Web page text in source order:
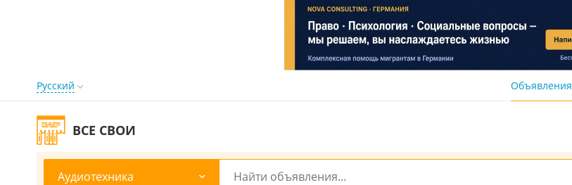
Русский Объявления
ВСЕ СВОИ
Аудиотехника